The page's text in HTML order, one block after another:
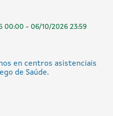
00:00 - 06/10/2026 23:59
en centros asistenciais
de Saúde.